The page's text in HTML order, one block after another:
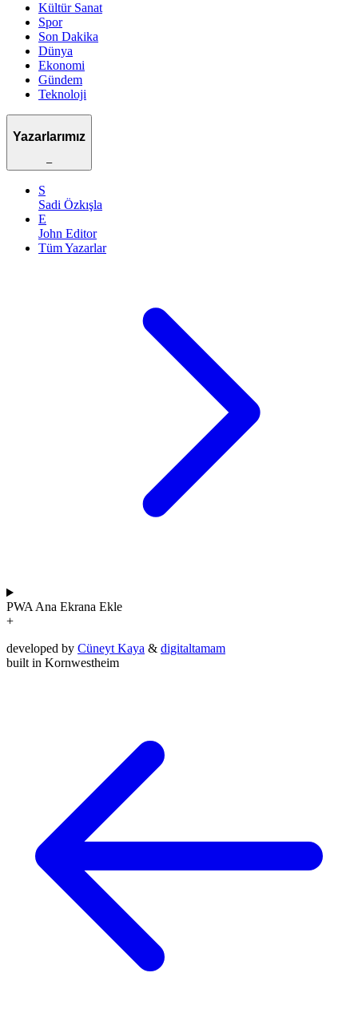
Kültür Sanat
Spor
Son Dakika
Dünya
Ekonomi
Gündem
Teknoloji
Yazarlarımız
–
S
Sadi Özkışla
E
John Editor
Tüm Yazarlar
PWA Ana Ekrana Ekle
+
developed by Cüneyt Kaya & digitaltamam
built in Kornwestheim